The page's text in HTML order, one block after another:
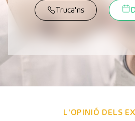
Truca'ns
L'OPINIÓ DELS